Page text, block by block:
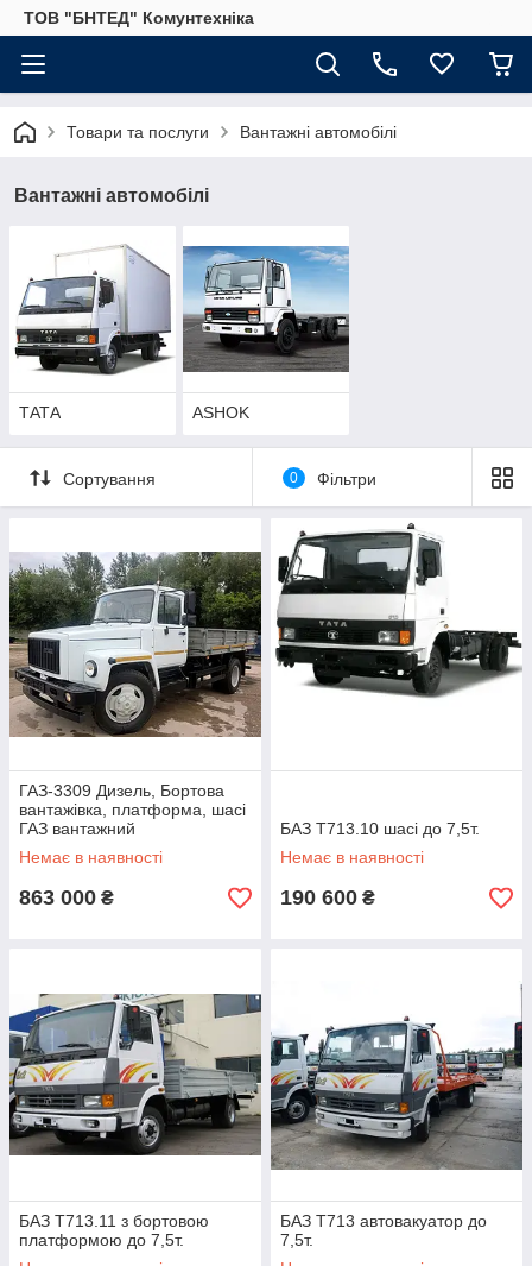
ТОВ "БНТЕД" Комунтехніка
Товари та послуги Вантажні автомобілі
Вантажні автомобілі
ТАТА ASHOK
Сортування 0 Фільтри
ГАЗ-3309 Дизель, Бортова
вантажівка, платформа, шасі
ГАЗ вантажний
Немає в наявності
863 000 ₴
БАЗ Т713.10 шасі до 7,5т.
Немає в наявності
190 600 ₴
БАЗ Т713.11 з бортовою
платформою до 7,5т.
БАЗ Т713 автовакуатор до
7,5т.